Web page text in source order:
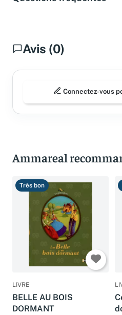
Avis (0)
Connectez-vous
Ammareal
Très bon
LIVRE
BELLE AU BOIS
DORMANT